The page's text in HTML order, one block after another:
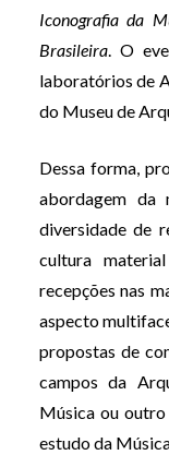
Iconografia da
Brasileira. O
laboratórios de
do Museu de
Dessa forma,
abordagem da
diversidade de
cultura
recepções nas
aspecto
propostas de
campos da
Música ou
estudo da